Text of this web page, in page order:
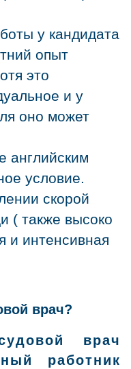
у кандидата
опыт
это
и у
оно может
английским
условие.
скорой
( также высоко
и интенсивная
врач?
врач
работник